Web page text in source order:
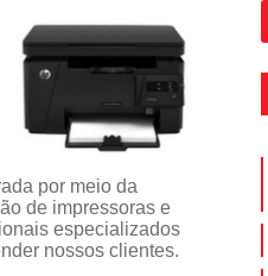
por meio da
de impressoras e
especializados
nossos clientes.